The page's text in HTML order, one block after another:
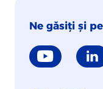
Ne găsiți și